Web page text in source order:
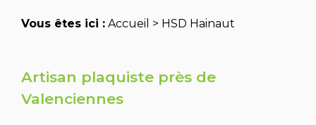
Vous êtes ici : Accueil > HSD Hainaut
Artisan plaquiste près de
Valenciennes